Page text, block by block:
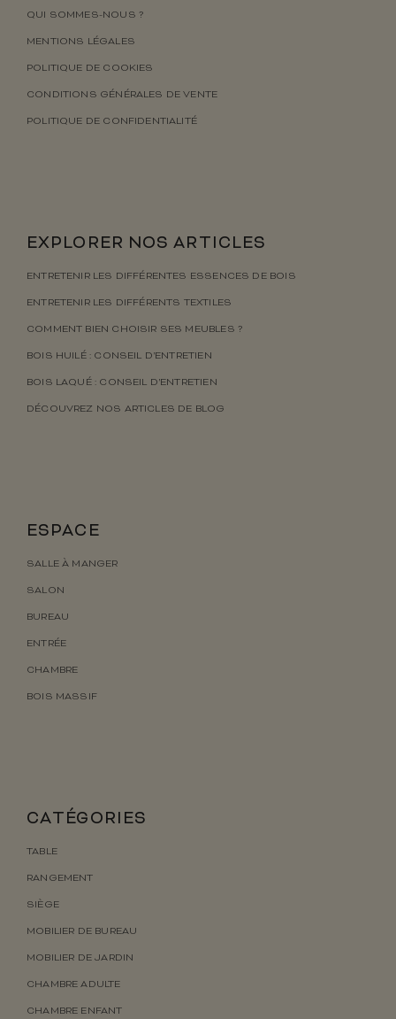
QUI SOMMES-NOUS ?
MENTIONS LÉGALES
POLITIQUE DE COOKIES
CONDITIONS GÉNÉRALES DE VENTE
POLITIQUE DE CONFIDENTIALITÉ
EXPLORER NOS ARTICLES
ENTRETENIR LES DIFFÉRENTES ESSENCES DE BOIS
ENTRETENIR LES DIFFÉRENTS TEXTILES
COMMENT BIEN CHOISIR SES MEUBLES ?
BOIS HUILÉ : CONSEIL D’ENTRETIEN
BOIS LAQUÉ : CONSEIL D’ENTRETIEN
DÉCOUVREZ NOS ARTICLES DE BLOG
ESPACE
SALLE À MANGER
SALON
BUREAU
ENTRÉE
CHAMBRE
BOIS MASSIF
CATÉGORIES
TABLE
RANGEMENT
SIÈGE
MOBILIER DE BUREAU
MOBILIER DE JARDIN
CHAMBRE ADULTE
CHAMBRE ENFANT